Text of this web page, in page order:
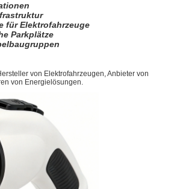
für Elektrofahrzeuge
Parkplätze
von Elektrofahrzeugen, Anbieter von
von Energielösungen.